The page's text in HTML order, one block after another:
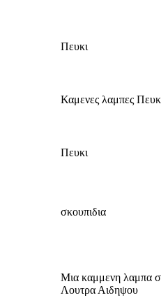
Πευκι
Καμενες λαμπες
Πευκι
σκουπιδια
Μια καμμενη λαμπα
Λουτρα Αιδηψου